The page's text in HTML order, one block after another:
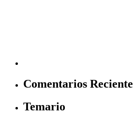
Comentarios Reciente
Temario